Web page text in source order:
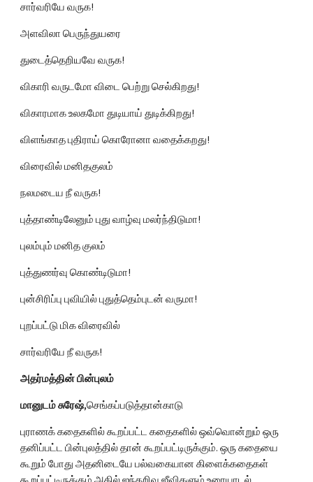
சார்வரியே வருக!
அளவிலா பெருந்துயரை
துடைத்தெறியவே வருக!
விகாரி வருடமோ விடை பெற்று செல்கிறது!
விகாரமாக உலகமோ துடியாய் துடிக்கிறது!
விளங்காத புதிராய் கொரோனா வதைக்கறது!
விரைவில் மனிதகுலம்
நலமடைய நீ வருக!
புத்தாண்டிலேனும் புது வாழ்வு மலர்ந்திடுமா!
புலம்பும் மனித குலம்
புத்துணர்வு கொண்டிடுமா!
புன்சிரிப்பு புவியில் புதுத்தெம்புடன் வருமா!
புறப்பட்டு மிக விரைவில்
சார்வரியே நீ வருக!
அதர்மத்தின் பின்புலம்
மானுடம் சுரேஷ்,செங்கப்படுத்தான்காடு
புராணக் கதைகளில் கூறப்பட்ட கதைகளில் ஒவ்வொன்றும் ஒரு
தனிப்பட்ட பின்புலத்தில் தான் கூறப்பட்டிருக்கும். ஒரு கதையை
கூறும் போது அதனிடையே பல்வகையான கிளைக்கதைகள்